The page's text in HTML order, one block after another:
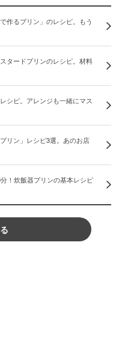
作るプリン」のレシピ。もう
タードプリンのレシピ。材料
シピ。アレンジも一緒にマス
リン」レシピ3選。あのお店
！炊飯器プリンの基本レシピ